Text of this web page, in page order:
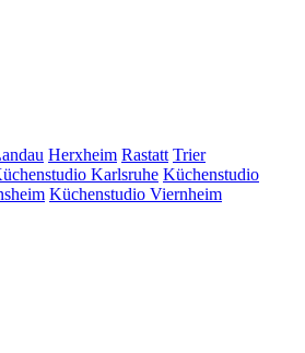
Herxheim Rastatt Trier
Karlsruhe Küchenstudio
Küchenstudio Viernheim